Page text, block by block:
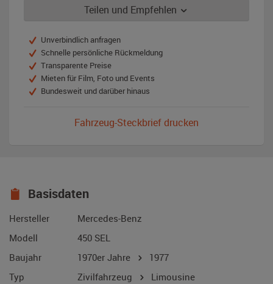
Teilen und Empfehlen
Unverbindlich anfragen
Schnelle persönliche Rückmeldung
Transparente Preise
Mieten für Film, Foto und Events
Bundesweit und darüber hinaus
Fahrzeug-Steckbrief drucken
Basisdaten
Hersteller
Mercedes-Benz
Modell
450 SEL
Baujahr
1970er Jahre
1977
Typ
Zivilfahrzeug
Limousine